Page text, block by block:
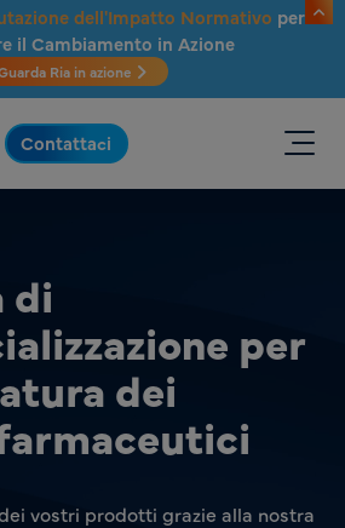
dell'Impatto Normativo per
il Cambiamento in Azione
Ria in azione
Contattaci
di
per
dei
vostri prodotti grazie alla nostra